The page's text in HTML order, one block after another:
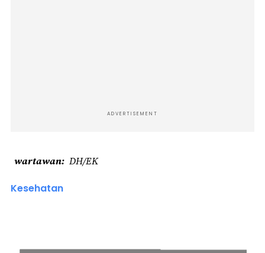
ADVERTISEMENT
wartawan DH/EK
Kesehatan